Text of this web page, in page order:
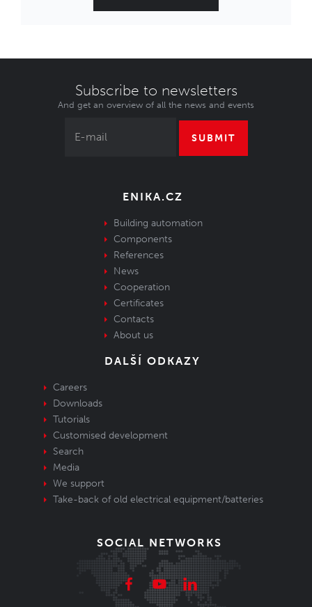
Subscribe to newsletters
And get an overview of all the news and events
SUBMIT
ENIKA.CZ
Building automation
Components
References
News
Cooperation
Certificates
Contacts
About us
DALŠÍ ODKAZY
Careers
Downloads
Tutorials
Customised development
Search
Media
We support
Take-back of old electrical equipment/batteries
SOCIAL NETWORKS